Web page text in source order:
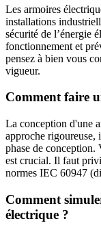
Les armoires
installations
sécurité de l’énergie
fonctionnement et
pensez à bien vous
vigueur.
Comment faire
La conception d'une
approche rigoureuse,
phase de conception.
est crucial. Il faut
normes IEC 60947
Comment
électrique ?